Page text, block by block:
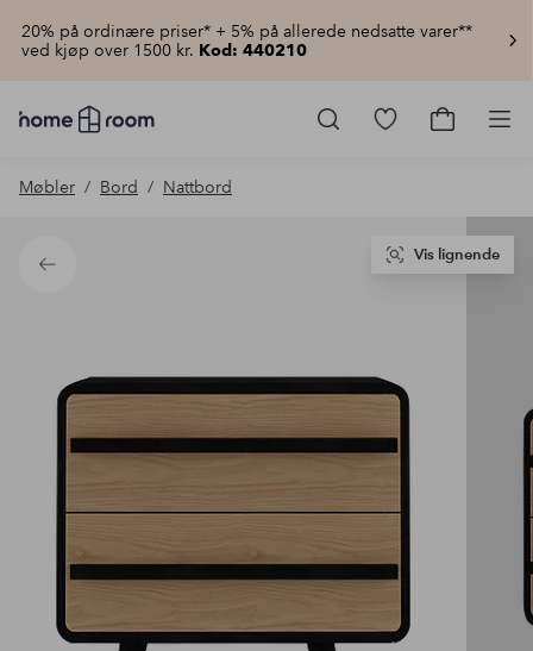
20% på ordinære priser* + 5% på allerede nedsatte varer**
ved kjøp over 1500 kr. Kod: 440210
Homeroom
–
hjemmet
pris
Gå
Gå
Møbler Bord Nattbord
Tilbake
Vis lignende